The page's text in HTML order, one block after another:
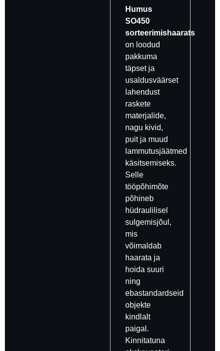
Humus
SO450
sorteerimishaarats
on loodud
pakkuma
täpset ja
usaldusväärset
lahendust
raskete
materjalide,
nagu kivid,
puit ja muud
lammutusjäätmed
käsitsemiseks.
Selle
tööpõhimõte
põhineb
hüdraulilisel
sulgemisjõul,
mis
võimaldab
haarata ja
hoida suuri
ning
ebastandardseid
objekte
kindlalt
paigal.
Kinnitatuna